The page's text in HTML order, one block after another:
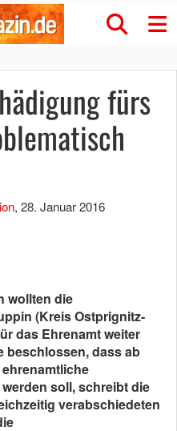
fürs
, 28. Januar 2016
wollten die
(Kreis Ostprignitz-
das Ehrenamt weiter
beschlossen, dass ab
soll, schreibt die
verabschiedeten